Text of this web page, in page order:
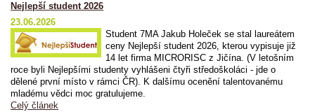
Nejlepší student 2026
23.06.2026
Student 7MA Jakub Holeček se stal laureátem
ceny Nejlepší student 2026, kterou vypisuje již
14 let firma MICRORISC z Jičína. (V letošním
roce byli Nejlepšími studenty vyhlášeni čtyři středoškoláci - jde o
dělené první místo v rámci ČR). K dalšímu ocenění talentovanému
mladému vědci moc gratulujeme.
Celý článek